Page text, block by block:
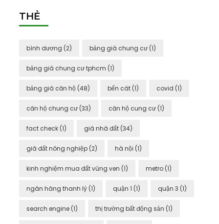
THẺ
bình dương (2) bảng giá chung cư (1)
bảng giá chung cư tphcm (1)
bảng giá căn hộ (48) bến cát (1) covid (1)
căn hộ chung cư (33) căn hộ cung cư (1)
fact check (1) giá nhà đất (34)
giá đất nông nghiệp (2) hà nội (1)
kinh nghiệm mua đất vùng ven (1) metro (1)
ngân hàng thanh lý (1) quận 1 (1) quận 3 (1)
search engine (1) thị trường bất động sản (1)